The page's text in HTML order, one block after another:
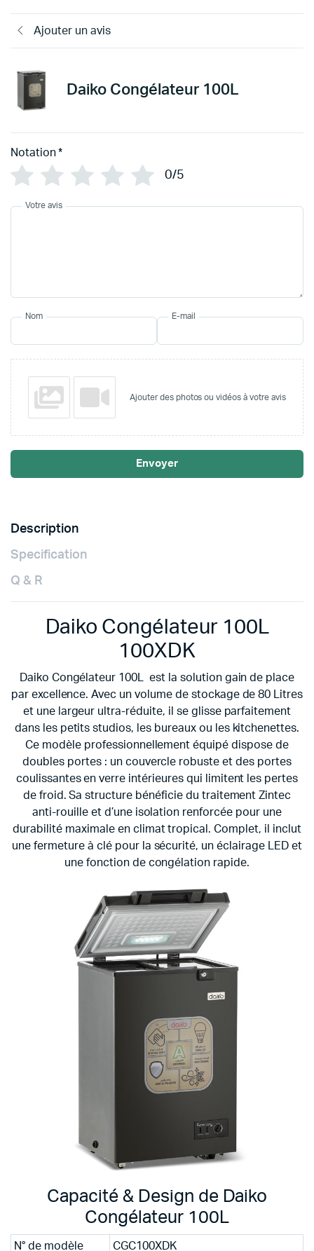
Ajouter un avis
Daiko Congélateur 100L
Notation *
0/5
Votre avis
Nom E-mail
Ajouter des photos ou vidéos à votre avis
Envoyer
Description
Specification
Q & R
Daiko Congélateur 100L
100XDK
Daiko Congélateur 100L est la solution gain de place
par excellence. Avec un volume de stockage de 80 Litres
et une largeur ultra-réduite, il se glisse parfaitement
dans les petits studios, les bureaux ou les kitchenettes.
Ce modèle professionnellement équipé dispose de
doubles portes : un couvercle robuste et des portes
coulissantes en verre intérieures qui limitent les pertes
de froid. Sa structure bénéficie du traitement Zintec
anti-rouille et d’une isolation renforcée pour une
durabilité maximale en climat tropical. Complet, il inclut
une fermeture à clé pour la sécurité, un éclairage LED et
une fonction de congélation rapide.
Capacité & Design de Daiko
Congélateur 100L
N° de modèle CGC100XDK